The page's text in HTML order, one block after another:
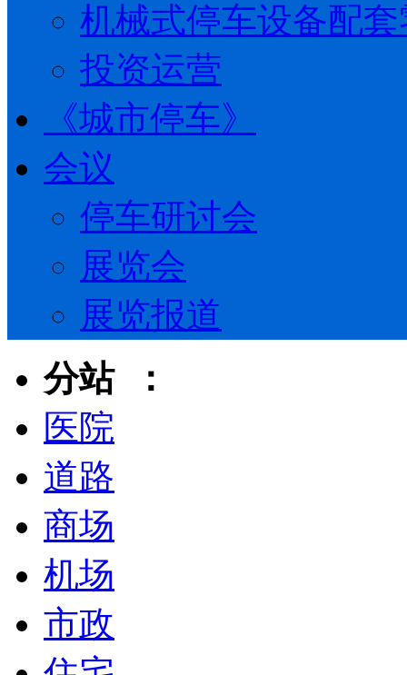
机械式停车设备配
投资运营
《城市停车》
会议
停车研讨会
展览会
展览报道
分站 ：
医院
道路
商场
机场
市政